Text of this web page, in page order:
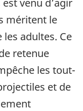
méritent le
adultes. Ce
retenue
les tout-
et de